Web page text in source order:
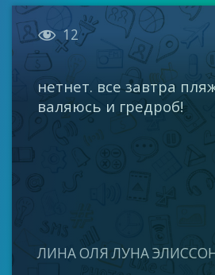
 12
нетнет. все завтра
валяюсь и гредроб!
ЛИНА ОЛЯ ЛУНА